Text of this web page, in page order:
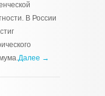
В России
Далее →